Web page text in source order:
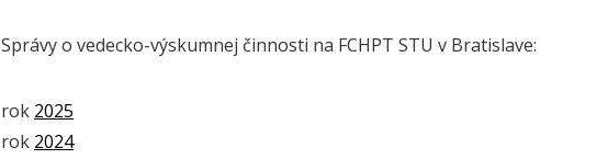
Správy o vedecko-výskumnej činnosti na FCHPT STU v Bratislave:
rok 2025
rok 2024